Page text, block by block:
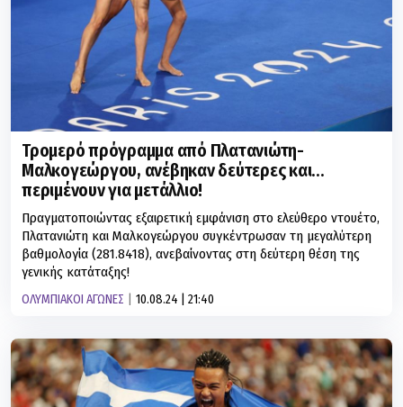
Τρομερό πρόγραμμα από Πλατανιώτη-
Μαλκογεώργου, ανέβηκαν δεύτερες και...
περιμένουν για μετάλλιο!
Πραγματοποιώντας εξαιρετική εμφάνιση στο ελεύθερο ντουέτο,
Πλατανιώτη και Μαλκογεώργου συγκέντρωσαν τη μεγαλύτερη
βαθμολογία (281.8418), ανεβαίνοντας στη δεύτερη θέση της
γενικής κατάταξης!
ΟΛΥΜΠΙΑΚΟΙ ΑΓΩΝΕΣ 10.08.24 | 21:40